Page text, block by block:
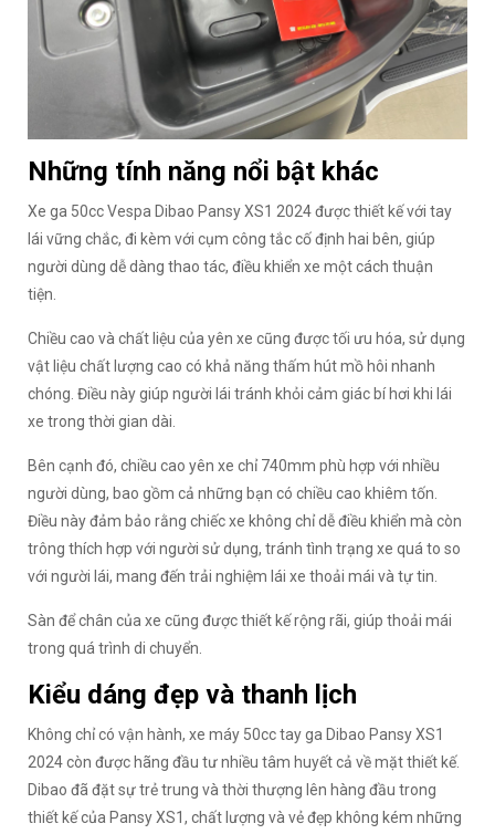
Những tính năng nổi bật khác
Xe ga 50cc Vespa Dibao Pansy XS1 2024 được thiết kế với tay
lái vững chắc, đi kèm với cụm công tắc cố định hai bên, giúp
người dùng dễ dàng thao tác, điều khiển xe một cách thuận
tiện.
Chiều cao và chất liệu của yên xe cũng được tối ưu hóa, sử dụng
vật liệu chất lượng cao có khả năng thấm hút mồ hôi nhanh
chóng. Điều này giúp người lái tránh khỏi cảm giác bí hơi khi lái
xe trong thời gian dài.
Bên cạnh đó, chiều cao yên xe chỉ 740mm phù hợp với nhiều
người dùng, bao gồm cả những bạn có chiều cao khiêm tốn.
Điều này đảm bảo rằng chiếc xe không chỉ dễ điều khiển mà còn
trông thích hợp với người sử dụng, tránh tình trạng xe quá to so
với người lái, mang đến trải nghiệm lái xe thoải mái và tự tin.
Sàn để chân của xe cũng được thiết kế rộng rãi, giúp thoải mái
trong quá trình di chuyển.
Kiểu dáng đẹp và thanh lịch
Không chỉ có vận hành, xe máy 50cc tay ga Dibao Pansy XS1
2024 còn được hãng đầu tư nhiều tâm huyết cả về mặt thiết kế.
Dibao đã đặt sự trẻ trung và thời thượng lên hàng đầu trong
thiết kế của Pansy XS1, chất lượng và vẻ đẹp không kém những